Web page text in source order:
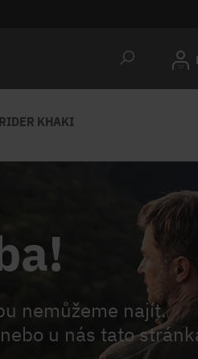
KHAKI
nemůžeme najít.
u nás tato